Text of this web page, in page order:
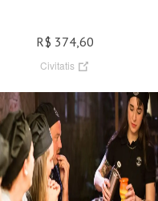
R$ 374,60
Civitatis